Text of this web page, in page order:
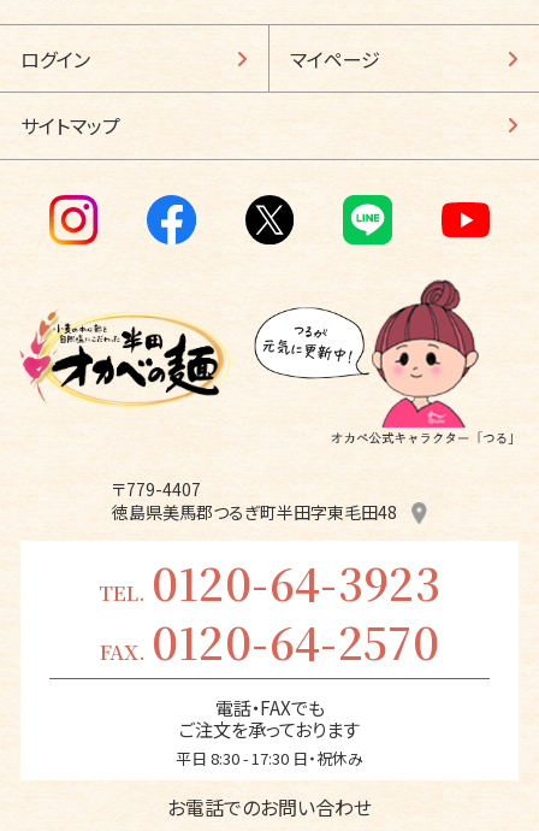
ログイン マイページ
サイトマップ
〒779-4407
徳島県美馬郡つるぎ町半田字東毛田48
TEL. 0120-64-3923
FAX. 0120-64-2570
電話・FAXでも
ご注文を承っております
平日 8:30 - 17:30 日・祝休み
お電話でのお問い合わせ